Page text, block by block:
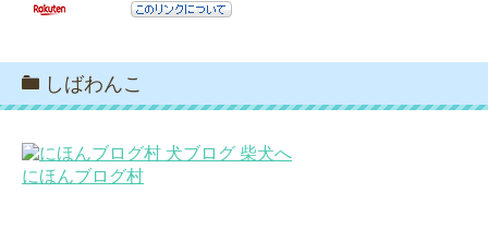
しばわんこ
にほんブログ村